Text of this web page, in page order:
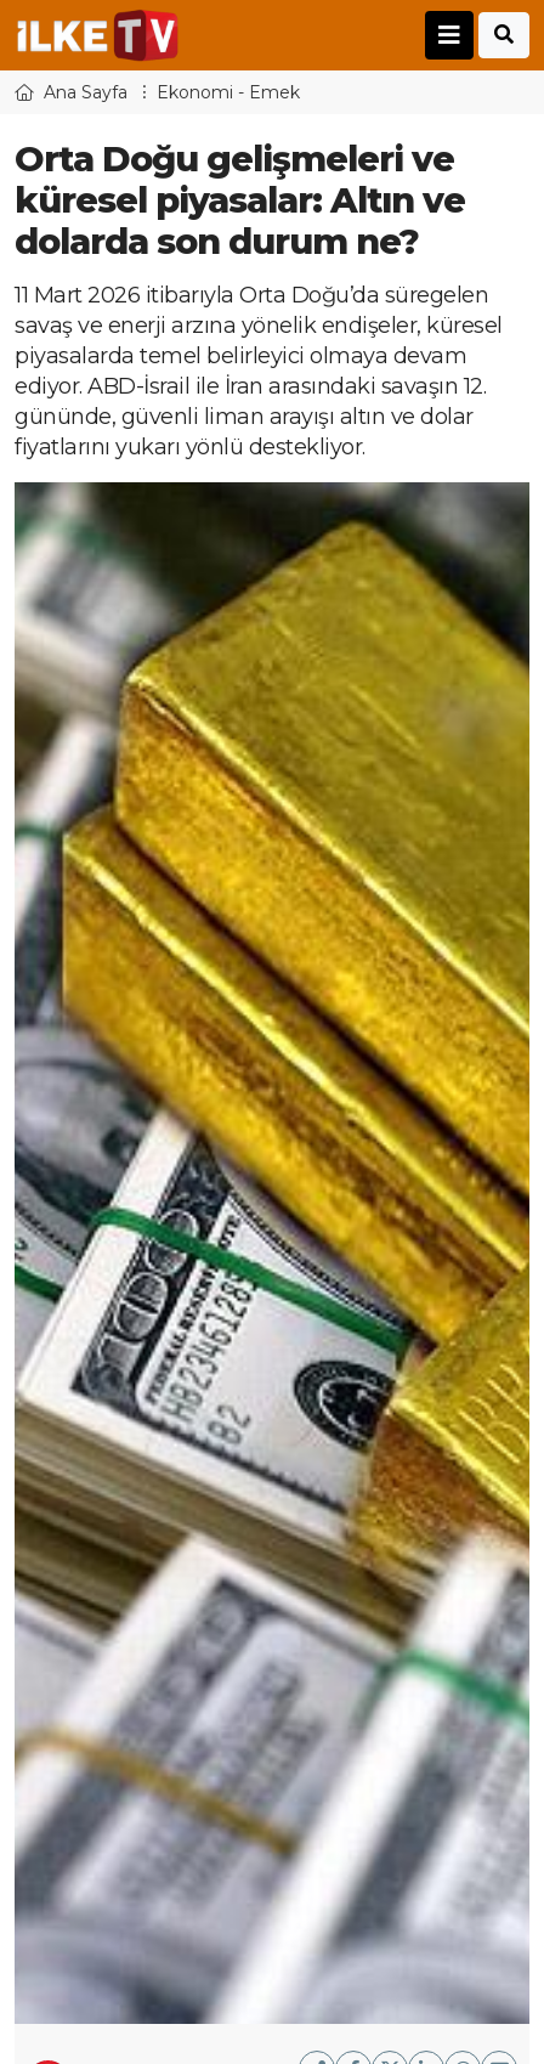
Ana Sayfa Ekonomi - Emek
Orta Doğu gelişmeleri ve
küresel piyasalar: Altın ve
dolarda son durum ne?
11 Mart 2026 itibarıyla Orta Doğu’da süregelen
savaş ve enerji arzına yönelik endişeler, küresel
piyasalarda temel belirleyici olmaya devam
ediyor. ABD-İsrail ile İran arasındaki savaşın 12.
gününde, güvenli liman arayışı altın ve dolar
fiyatlarını yukarı yönlü destekliyor.